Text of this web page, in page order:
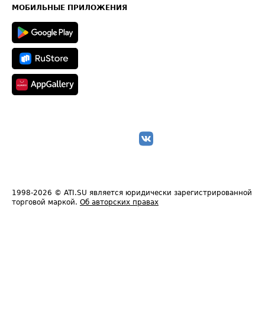
Техническая информация
МОБИЛЬНЫЕ ПРИЛОЖЕНИЯ
1998-2026 © ATI.SU является юридически зарегистрированной
торговой маркой. Об авторских правах